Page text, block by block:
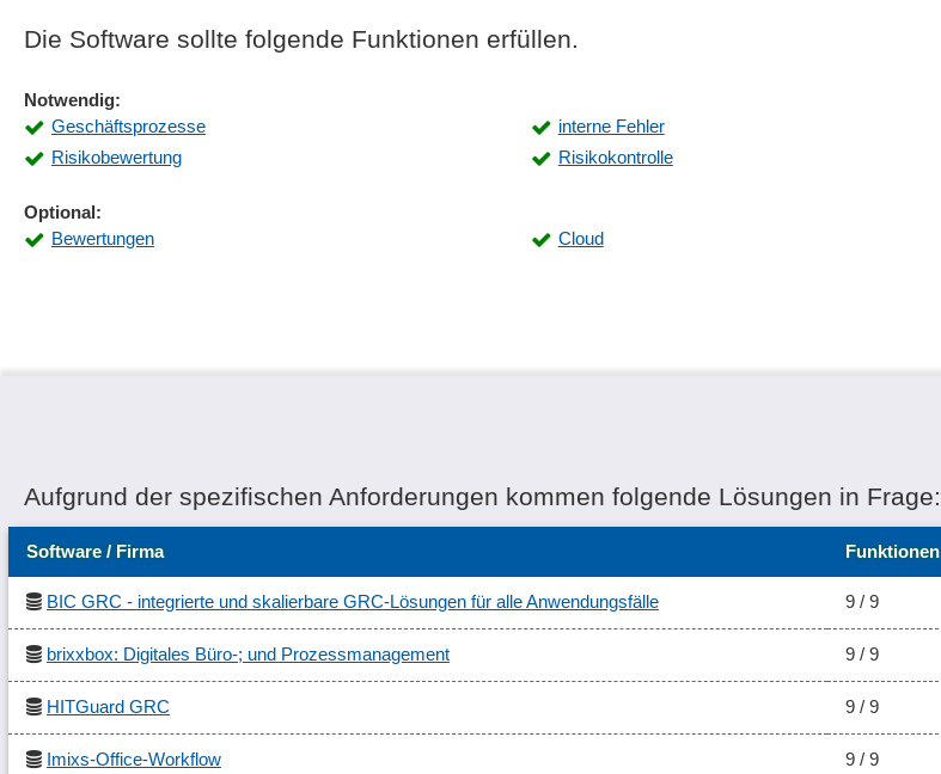
Die Software sollte folgende Funktionen erfüllen.
Notwendig:
Geschäftsprozesse
interne Fehler
Risikobewertung
Risikokontrolle
Optional:
Bewertungen
Cloud
Aufgrund der spezifischen Anforderungen kommen folgende Lösungen in Frage:
Software / Firma Funktionen
BIC GRC - integrierte und skalierbare GRC-Lösungen für alle Anwendungsfälle 9 / 9
brixxbox: Digitales Büro-; und Prozessmanagement 9 / 9
HITGuard GRC 9 / 9
Imixs-Office-Workflow 9 / 9